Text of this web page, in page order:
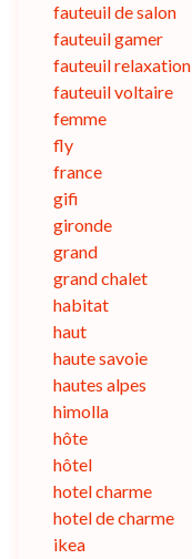
fauteuil de salon
fauteuil gamer
fauteuil relaxation
fauteuil voltaire
femme
fly
france
gifi
gironde
grand
grand chalet
habitat
haut
haute savoie
hautes alpes
himolla
hôte
hôtel
hotel charme
hotel de charme
ikea